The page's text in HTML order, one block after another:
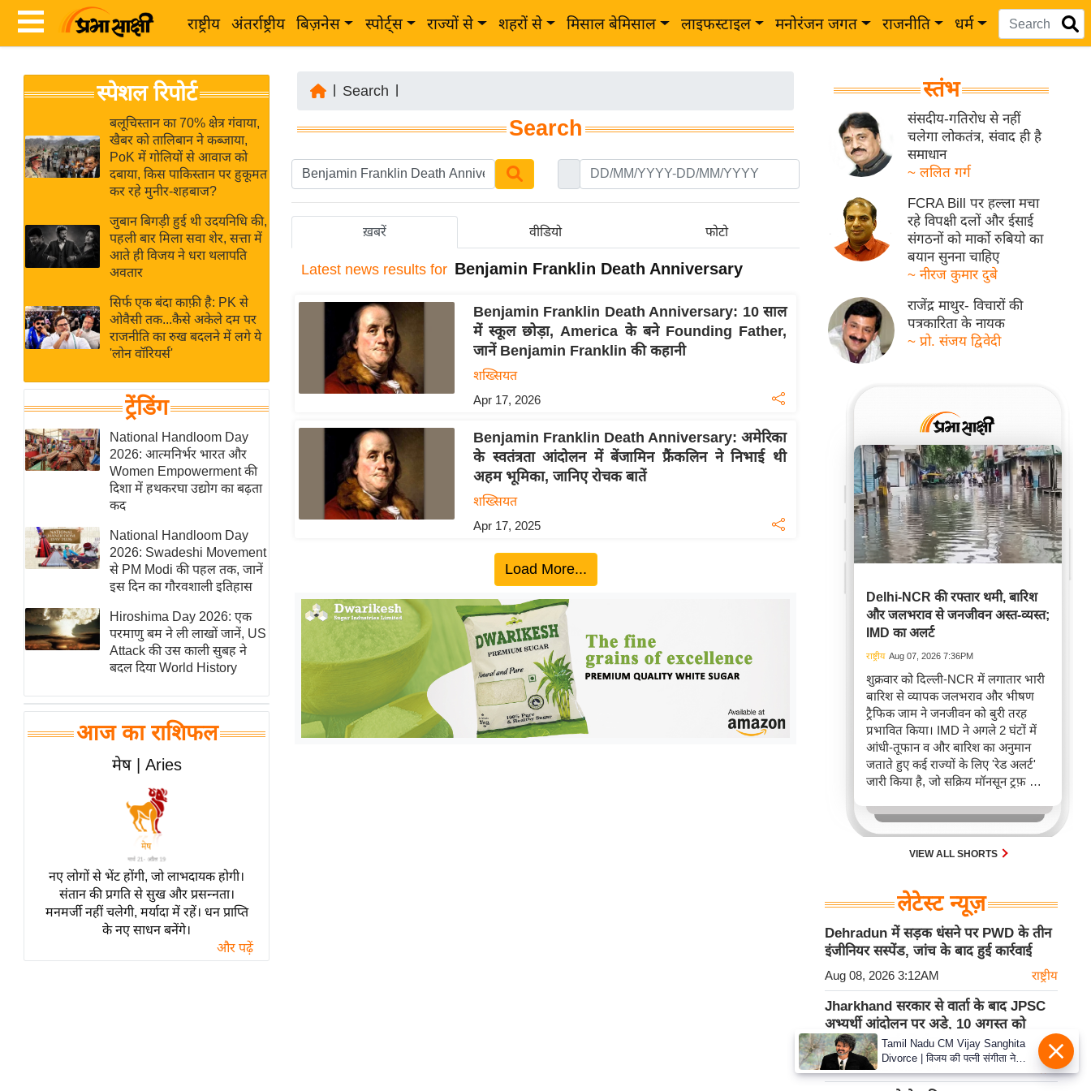
राष्ट्रीय अंतर्राष्ट्रीय बिज़नेस स्पोर्ट्स राज्यों से शहरों से मिसाल बेमिसाल लाइफस्टाइल मनोरंजन जगत राजनीति धर्म
News
Hindi
Hindi
Live
News in
Hindi
News
Hindi
Videos
ब
र
अंतर्राष्ट्रीय
बिज़नेस
उद्योग
विशेषज्ञ
राय
खेल
क्रिकेट
IPL
2026
मिसाल बेमिसाल
शख्सियत
यंग इंडिया
साहित्य जगत
ऑटो वर्ल्ड
न्यूज ब्रीफ
बॉलीवुड
हॉलीवुड
फिल्म समीक्षा
लाइफस्टाइल
टेक्नॉलॉजी
ब्यूटी/फैशन
घरेलू नुस्खे
पर्यटन स्थल
फिटनेस मंत्रा
स्पेशल रिपोर्ट
बलूचिस्तान का 70% क्षेत्र गंवाया,
खैबर को तालिबान ने कब्जाया,
PoK में गोलियों से आवाज को
दबाया, किस पाकिस्तान पर हुकूमत
कर रहे मुनीर-शहबाज?
जुबान बिगड़ी हुई थी उदयनिधि की,
पहली बार मिला सवा शेर, सत्ता में
आते ही विजय ने धरा थलापति
अवतार
सिर्फ एक बंदा काफ़ी है: PK से
ओवैसी तक...कैसे अकेले दम पर
राजनीति का रुख बदलने में लगे ये
'लोन वॉरियर्स'
ट्रेंडिंग
National Handloom Day
2026: आत्मनिर्भर भारत और
Women Empowerment की
दिशा में हथकरघा उद्योग का बढ़ता
कद
National Handloom Day
2026: Swadeshi Movement
से PM Modi की पहल तक, जानें
इस दिन का गौरवशाली इतिहास
Hiroshima Day 2026: एक
परमाणु बम ने ली लाखों जानें, US
Attack की उस काली सुबह ने
बदल दिया World History
आज का राशिफल
मेष | Aries
नए लोगों से भेंट होंगी, जो लाभदायक होगी।
संतान की प्रगति से सुख और प्रसन्नता।
मनमर्जी नहीं चलेगी, मर्यादा में रहें। धन प्राप्ति
के नए साधन बनेंगे।
और पढ़ें
Search
Search
ख़बरें वीडियो फोटो
Latest news results for Benjamin Franklin Death Anniversary
Benjamin Franklin Death Anniversary: 10 साल
में स्कूल छोड़ा, America के बने Founding Father,
जानें Benjamin Franklin की कहानी
शख्सियत
Apr 17, 2026
Benjamin Franklin Death Anniversary: अमेरिका
के स्वतंत्रता आंदोलन में बेंजामिन फ्रैंकलिन ने निभाई थी
अहम भूमिका, जानिए रोचक बातें
शख्सियत
Apr 17, 2025
Load More...
स्तंभ
संसदीय-गतिरोध से नहीं
चलेगा लोकतंत्र, संवाद ही है
समाधान
~ ललित गर्ग
FCRA Bill पर हल्ला मचा
रहे विपक्षी दलों और ईसाई
संगठनों को मार्को रुबियो का
बयान सुनना चाहिए
~ नीरज कुमार दुबे
राजेंद्र माथुर- विचारों की
पत्रकारिता के नायक
~ प्रो. संजय द्विवेदी
Delhi-NCR की रफ्तार थमी, बारिश
और जलभराव से जनजीवन अस्त-व्यस्त;
IMD का अलर्ट
राष्ट्रीय Aug 07, 2026 7:36PM
शुक्रवार को दिल्ली-NCR में लगातार भारी
बारिश से व्यापक जलभराव और भीषण
ट्रैफिक जाम ने जनजीवन को बुरी तरह
प्रभावित किया। IMD ने अगले 2 घंटों में
आंधी-तूफान व और बारिश का अनुमान
जताते हुए कई राज्यों के लिए 'रेड अलर्ट'
जारी किया है, जो सक्रिय मॉनसून ट्रफ़ और
जिससे यातायात बाधित होने के साथ-साथ
सफदरजंग अस्पताल में भी जलभराव की
स्थिति बनी।VIEW ALL SHORTS
लेटेस्ट न्यूज़
Dehradun में सड़क धंसने पर PWD के तीन
इंजीनियर सस्पेंड, जांच के बाद हुई कार्रवाई
Aug 08, 2026 3:12AM राष्ट्रीय
Jharkhand सरकार से वार्ता के बाद JPSC
अभ्यर्थी आंदोलन पर अड़े, 10 अगस्त को
विधानसभा मार्च की चेतावनी
Aug 08, 2026 3:12AM राष्ट्रीय
Tamil Nadu CM Vijay Sanghita
Divorce | विजय की पत्नी संगीता ने
वापस ली तलाक की अर्जी, कोर्ट ने मामले
को किया निपटाया